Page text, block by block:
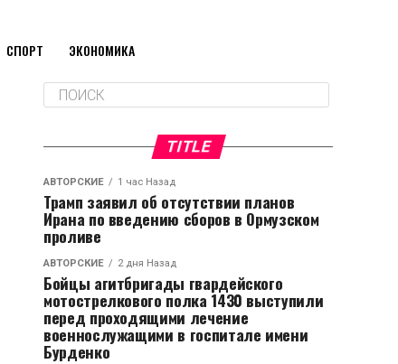
СПОРТ ЭКОНОМИКА
TITLE
АВТОРСКИЕ 1 час Назад
Трамп заявил об отсутствии планов
Ирана по введению сборов в Ормузском
проливе
АВТОРСКИЕ 2 дня Назад
Бойцы агитбригады гвардейского
мотострелкового полка 1430 выступили
перед проходящими лечение
военнослужащими в госпитале имени
Бурденко